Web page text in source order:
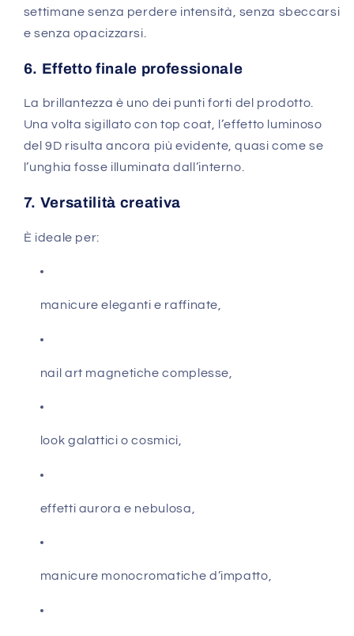
settimane senza perdere intensità, senza sbeccarsi
e senza opacizzarsi.
6. Effetto finale professionale
La brillantezza è uno dei punti forti del prodotto.
Una volta sigillato con top coat, l’effetto luminoso
del 9D risulta ancora più evidente, quasi come se
l’unghia fosse illuminata dall’interno.
7. Versatilità creativa
È ideale per:
manicure eleganti e raffinate,
nail art magnetiche complesse,
look galattici o cosmici,
effetti aurora e nebulosa,
manicure monocromatiche d’impatto,